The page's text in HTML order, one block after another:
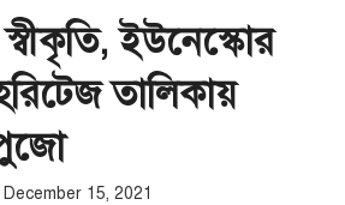
ইউনেস্কোর
তালিকায়
December 15, 2021